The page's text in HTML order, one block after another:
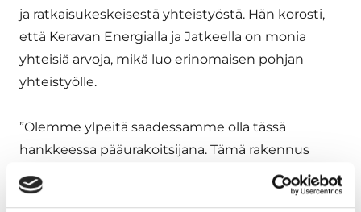
ja ratkaisukeskeisestä yhteistyöstä. Hän korosti,
että Keravan Energialla ja Jatkeella on monia
yhteisiä arvoja, mikä luo erinomaisen pohjan
yhteistyölle.
”Olemme ylpeitä saadessamme olla tässä
hankkeessa pääurakoitsijana. Tämä rakennus
tulee toimimaan paitsi nykyaikaisena
työympäristönä myös näkyvänä symbolina